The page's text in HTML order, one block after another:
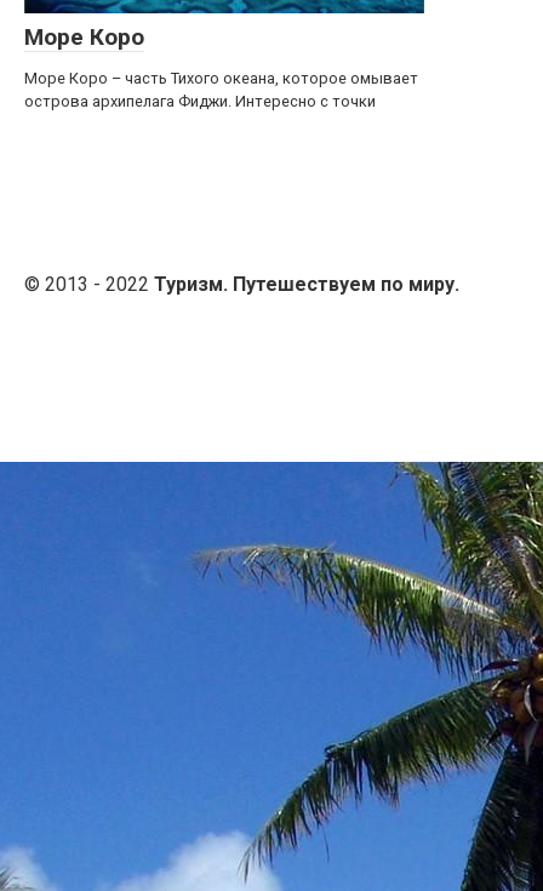
Море Коро
Море Коро – часть Тихого океана, которое омывает
острова архипелага Фиджи. Интересно с точки
© 2013 - 2022 Туризм. Путешествуем по миру.